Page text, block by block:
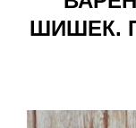
ШИШЕК.